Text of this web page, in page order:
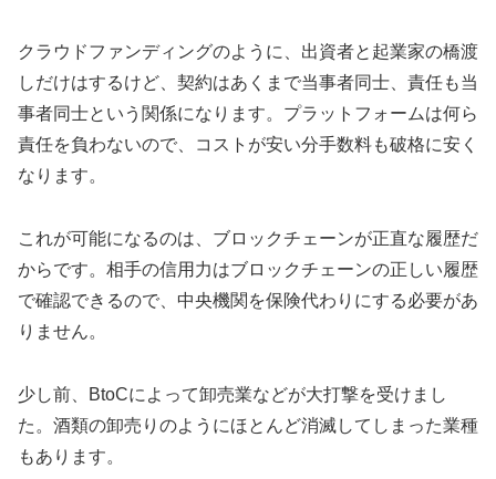
クラウドファンディングのように、出資者と起業家の橋渡
しだけはするけど、契約はあくまで当事者同士、責任も当
事者同士という関係になります。プラットフォームは何ら
責任を負わないので、コストが安い分手数料も破格に安く
なります。
これが可能になるのは、ブロックチェーンが正直な履歴だ
からです。相手の信用力はブロックチェーンの正しい履歴
で確認できるので、中央機関を保険代わりにする必要があ
りません。
少し前、BtoCによって卸売業などが大打撃を受けまし
た。酒類の卸売りのようにほとんど消滅してしまった業種
もあります。